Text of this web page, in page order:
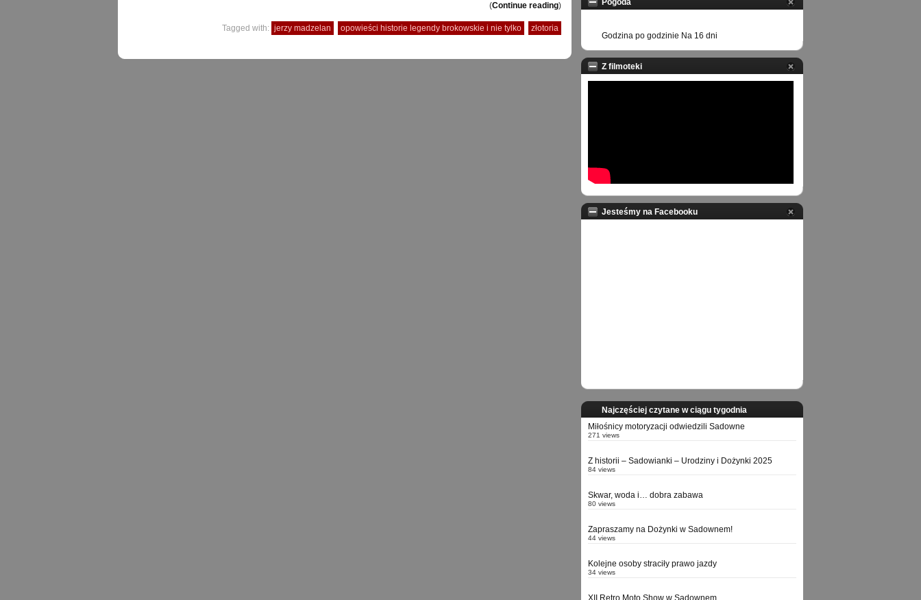
(Continue reading)
Tagged with: jerzy madzelan opowieści historie legendy brokowskie i nie tylko złotoria
Pogoda
Godzina po godzinie Na 16 dni
Z filmoteki
Jesteśmy na Facebooku
Najczęściej czytane w ciągu tygodnia
Miłośnicy motoryzacji odwiedzili Sadowne
271 views
Z historii – Sadowianki – Urodziny i Dożynki 2025
84 views
Skwar, woda i… dobra zabawa
80 views
Zapraszamy na Dożynki w Sadownem!
44 views
Kolejne osoby straciły prawo jazdy
34 views
XII Retro Moto Show w Sadownem